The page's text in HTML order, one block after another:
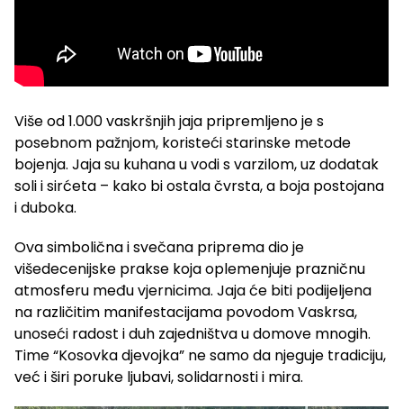
Više od 1.000 vaskršnjih jaja pripremljeno je s
posebnom pažnjom, koristeći starinske metode
bojenja. Jaja su kuhana u vodi s varzilom, uz dodatak
soli i sirćeta – kako bi ostala čvrsta, a boja postojana
i duboka.
Ova simbolična i svečana priprema dio je
višedecenijske prakse koja oplemenjuje prazničnu
atmosferu među vjernicima. Jaja će biti podijeljena
na različitim manifestacijama povodom Vaskrsa,
unoseći radost i duh zajedništva u domove mnogih.
Time “Kosovka djevojka” ne samo da njeguje tradiciju,
već i širi poruke ljubavi, solidarnosti i mira.